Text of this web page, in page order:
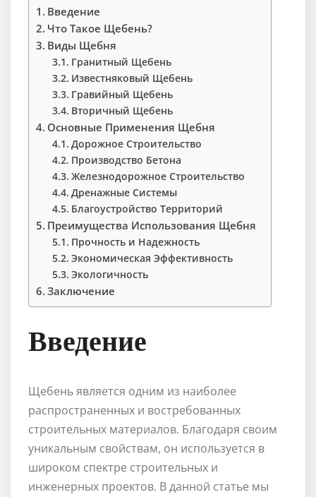
Введение
Что Такое Щебень?
Виды Щебня
Гранитный Щебень
Известняковый Щебень
Гравийный Щебень
Вторичный Щебень
Основные Применения Щебня
Дорожное Строительство
Производство Бетона
Железнодорожное Строительство
Дренажные Системы
Благоустройство Территорий
Преимущества Использования Щебня
Прочность и Надежность
Экономическая Эффективность
Экологичность
Заключение
Введение
Щебень является одним из наиболее
распространенных и востребованных
строительных материалов. Благодаря своим
уникальным свойствам, он используется в
широком спектре строительных и
инженерных проектов. В данной статье мы